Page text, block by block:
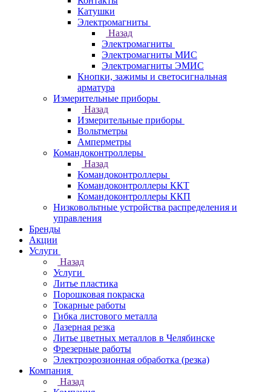
Катушки
Электромагниты
Назад
Электромагниты
Электромагниты МИС
Электромагниты ЭМИС
Кнопки, зажимы и светосигнальная
арматура
Измерительные приборы
Назад
Измерительные приборы
Вольтметры
Амперметры
Командоконтроллеры
Назад
Командоконтроллеры
Командоконтроллеры ККТ
Командоконтроллеры ККП
Низковольтные устройства распределения и
управления
Бренды
Акции
Услуги
Назад
Услуги
Литье пластика
Порошковая покраска
Токарные работы
Гибка листового металла
Лазерная резка
Литье цветных металлов в Челябинске
Фрезерные работы
Электроэрозионная обработка (резка)
Компания
Назад